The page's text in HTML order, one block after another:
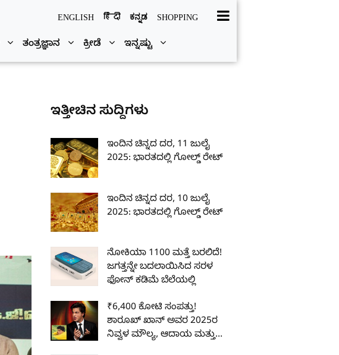
ENGLISH हिंदी ಕನ್ನಡ SHOPPING
ತಂತ್ರಜ್ಞಾನ ಕ್ರೀಡೆ ಇನ್ನಷ್ಟು
ಇತ್ತೀಚಿನ ಸುದ್ದಿಗಳು
ಇಂದಿನ ಚಿನ್ನದ ದರ, 11 ಜುಲೈ
2025: ಭಾರತದಲ್ಲಿ ಗೋಲ್ಡ್ ರೇಟ್
ಇಂದಿನ ಚಿನ್ನದ ದರ, 10 ಜುಲೈ
2025: ಭಾರತದಲ್ಲಿ ಗೋಲ್ಡ್ ರೇಟ್
ನೋಕಿಯಾ 1100 ಮತ್ತೆ ಬರಲಿದೆ!
ಜಗತ್ತನ್ನೇ ಬದಲಾಯಿಸಿದ ಸರಳ
ಫೋನ್ ಕಡಿಮೆ ಬೆಲೆಯಲ್ಲಿ
₹6,400 ಕೋಟಿ ಸಂಪತ್ತು!
ಶಾರೂಖ್ ಖಾನ್ ಅವರ 2025ರ
ನಿವ್ವಳ ಮೌಲ್ಯ, ಆದಾಯ ಮತ್ತು